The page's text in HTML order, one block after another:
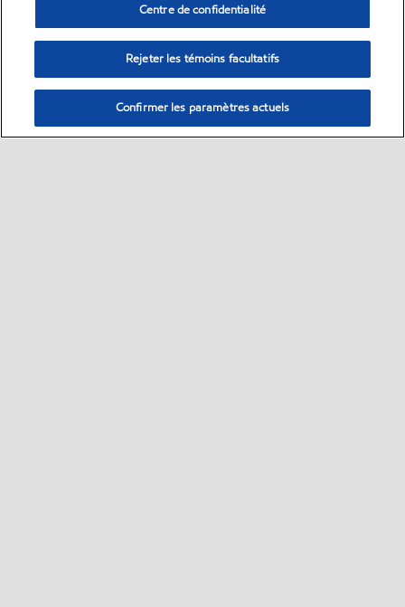
Centre de confidentialité
Rejeter les témoins facultatifs
Confirmer les paramètres actuels